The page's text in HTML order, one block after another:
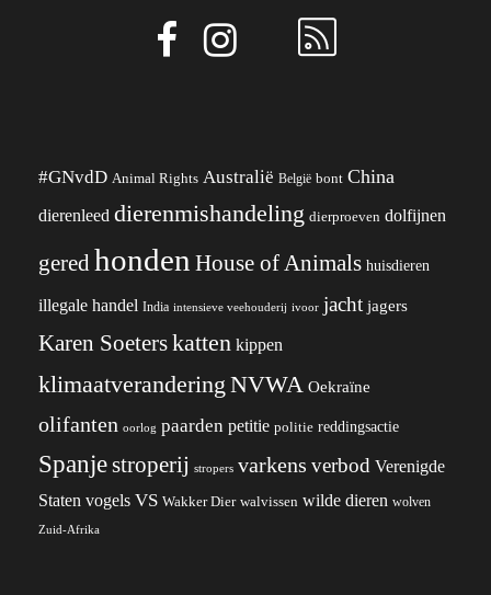
#GNvdD Animal Rights Australië België bont China
dierenleed dierenmishandeling dierproeven dolfijnen
geredhonden House of Animals huisdieren
illegale handel India intensieve veehouderij ivoor jacht jagers
Karen Soeterskatten kippen
klimaatverandering NVWA Oekraïne
olifanten oorlog paarden petitie politie reddingsactie
Spanjestroperij stropers varkens verbod Verenigde
Staten vogels VS Wakker Dier walvissen wilde dieren wolven
Zuid-Afrika